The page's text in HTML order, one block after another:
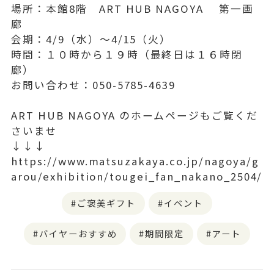
場所：本館8階 ART HUB NAGOYA 第一画
廊
会期：4/9（水）～4/15（火）
時間：１０時から１９時（最終日は１６時閉
廊）
お問い合わせ：050-5785-4639
ART HUB NAGOYA のホームページもご覧くだ
さいませ
↓↓↓
https://www.matsuzakaya.co.jp/nagoya/g
arou/exhibition/tougei_fan_nakano_2504/
ご褒美ギフト イベント
バイヤーおすすめ 期間限定 アート